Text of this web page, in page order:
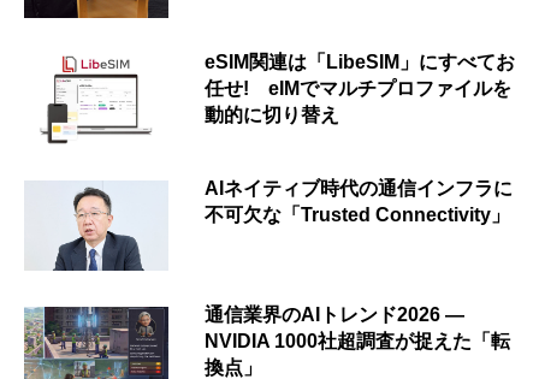
eSIM関連は「LibeSIM」にすべてお
任せ! eIMでマルチプロファイルを
動的に切り替え
AIネイティブ時代の通信インフラに
不可欠な「Trusted Connectivity」
通信業界のAIトレンド2026 ―
NVIDIA 1000社超調査が捉えた「転
換点」